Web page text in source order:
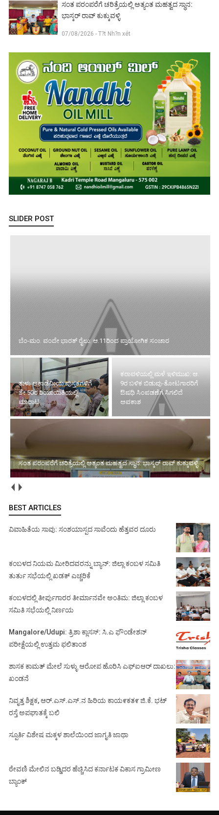
ಸಂತ ಪರಂಪರೆಗೆ ಚರಿತ್ರೆಯಲ್ಲಿ ಅತ್ಯಂತ ಮಹತ್ವದ ಸ್ಥಾನ:
ಭಾಸ್ಕರ್ ರಾವ್ ಕುಕ್ಕುವಳ್ಳಿ
07/08/2026 - T?t Nh?n xét
SLIDER POST
ಬೆಂ-ಮಂ. ವಂದೇ ಭಾರತ್ ರೈಲು: ಆ.11ರಿಂದ ಪ್ರಾಯೋಗಿಕ ಸಂಚಾರ
ತುಳು ಅಕಾಡೆಮಿಯ ಪುಸ್ತಕಗಳಿಗೆ
ಶೇ.50ರ ರಿಯಾಯಿತಿಯಲ್ಲಿ
ಮಾರಾಟ
ಕರಾವಳಿಯಲ್ಲಿ ಮಳೆ ಇಳಿಮುಖ: ಆ.
9ರ ಬಳಿಕ ಬಿಡುವು-ತೋಟಗಾರರಿಗೆ
ಔಷಧಿ ಸಿಂಪಡಣೆಗೆ ಸಿಗಲಿದೆ
ಅವಕಾಶ
ಸಂತ ಪರಂಪರೆಗೆ ಚರಿತ್ರೆಯಲ್ಲಿ ಅತ್ಯಂತ ಮಹತ್ವದ ಸ್ಥಾನ: ಭಾಸ್ಕರ್ ರಾವ್ ಕುಕ್ಕುವಳ್ಳಿ
BEST ARTICLES
ವಿವಾಹಿತೆಯ ಸಾವು: ಸಂಶಯಾಸ್ಪದ ಸಾವೆಂದು ಹೆತ್ತವರ ದೂರು
ಕಂಬಳದ ನಿಯಮ ಮೀರಿದವರನ್ನು ಬ್ಯಾನ್: ಜಿಲ್ಲಾ ಕಂಬಳ ಸಮಿತಿ
ತುರ್ತು ಸಭೆಯಲ್ಲಿ ಖಡಕ್ ಎಚ್ಚರಿಕೆ
ಕಂಬಳದಲ್ಲಿ ತೀರ್ಪುಗಾರರ ತೀರ್ಮಾನವೇ ಅಂತಿಮ: ಜಿಲ್ಲಾ ಕಂಬಳ
ಸಮಿತಿ ಸಭೆಯಲ್ಲಿ ನಿರ್ಣಯ
Mangalore/Udupi: ತ್ರಿಶಾ ಕ್ಲಾಸಸ್: ಸಿ.ಎ ಫೌಂಡೇಶನ್
ಪರೀಕ್ಷೆಯಲ್ಲಿ ಉತ್ತಮ ಫಲಿತಾಂಶ
ಶಾಸಕ ಕಾಮತ್ ಮೇಲೆ ಸುಳ್ಳು ಆರೋಪ ಹೊರಿಸಿ ಎಫ್‌ಐಆರ್ ದಾಖಲು:
ಖಂಡನೆ
ನಿವೃತ್ತ ಶಿಕ್ಷಕ, ಆರ್.ಎಸ್.ಎಸ್.ನ ಹಿರಿಯ ಕಾಯ೯ಕತ೯ ಜಿ.ಕೆ. ಭಟ್
ರಸ್ತೆ ಅಪಘಾತಕ್ಕೆ ಬಲಿ
ಸ್ಪೂರ್ತಿ ವಿಶೇಷ ಮಕ್ಕಳ ಶಾಲೆಯಿಂದ ಜಾಗೃತಿ ಜಾಥಾ
ಠೇವಣಿ ಮೇಲಿನ ಬಡ್ಡಿದರ ಹೆಚ್ಚಿಸಿದ ಕರ್ನಾಟಕ ವಿಕಾಸ ಗ್ರಾಮೀಣ
ಬ್ಯಾಂಕ್